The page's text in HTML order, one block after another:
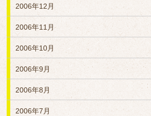
2006年12月
2006年11月
2006年10月
2006年9月
2006年8月
2006年7月